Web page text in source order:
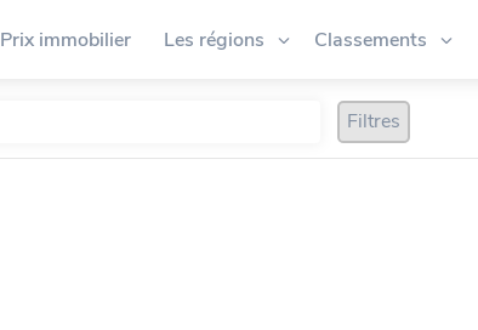
Prix immobilier Les régions Classements
Filtres